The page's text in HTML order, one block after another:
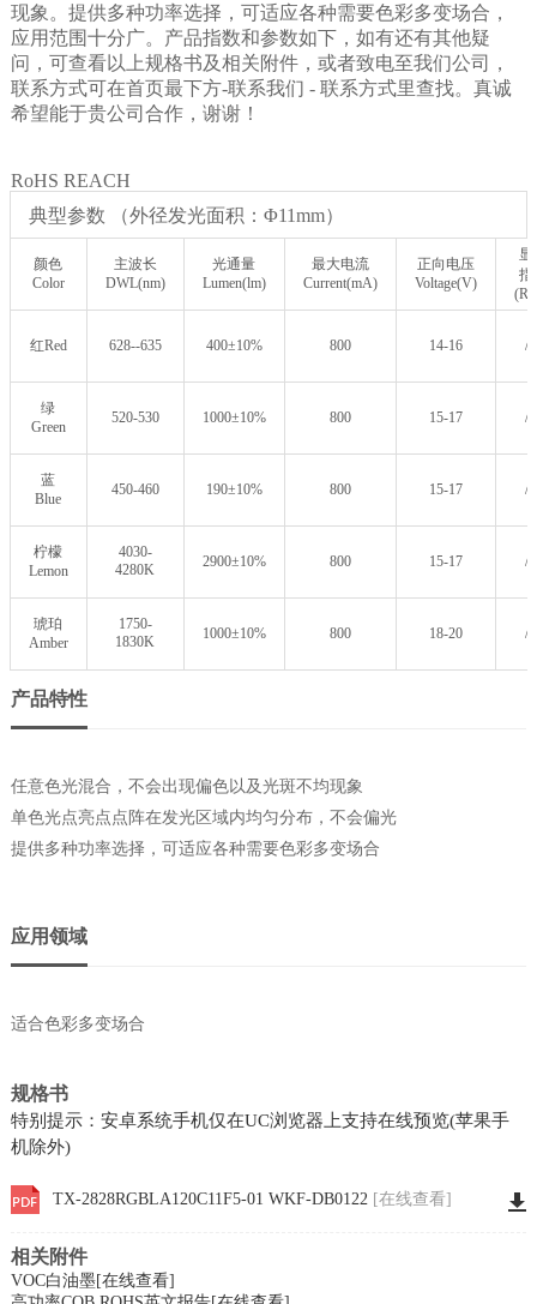
现象。提供多种功率选择，可适应各种需要色彩多变场合，
应用范围十分广。产品指数和参数如下，如有还有其他疑
问，可查看以上规格书及相关附件，或者致电至我们公司，
联系方式可在首页最下方-联系我们 - 联系方式里查找。真诚
希望能于贵公司合作，谢谢！
RoHS REACH
典型参数 （外径发光面积：Φ11mm）
颜色
Color
主波长
DWL(nm)
光通量
Lumen(lm)
最大电流
Current(mA)
正向电压
Voltage(V)
显
指
红Red 628--635 400±10% 800 14-16 /
绿
Green
520-530 1000±10% 800 15-17 /
蓝
Blue
450-460 190±10% 800 15-17 /
柠檬
Lemon
4030-
4280K
2900±10% 800 15-17 /
琥珀
Amber
1750-
1830K
1000±10% 800 18-20 /
产品特性
任意色光混合，不会出现偏色以及光斑不均现象
单色光点亮点点阵在发光区域内均匀分布，不会偏光
提供多种功率选择，可适应各种需要色彩多变场合
应用领域
适合色彩多变场合
规格书
特别提示：安卓系统手机仅在UC浏览器上支持在线预览(苹果手
机除外)
TX-2828RGBLA120C11F5-01 WKF-DB0122 [在线查看]
相关附件
VOC白油墨[在线查看]